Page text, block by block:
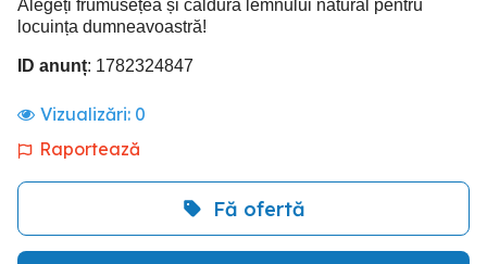
Alegeți frumusețea și căldura lemnului natural pentru
locuința dumneavoastră!
ID anunț: 1782324847
Vizualizări: 0
Raportează
Fă ofertă